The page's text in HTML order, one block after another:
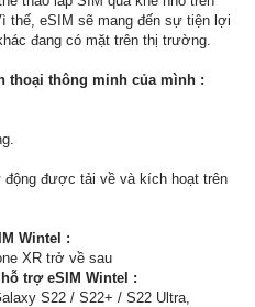
thế, eSIM sẽ mang đến sự tiện lợi
đang có mặt trên thị trường.
thoại thông minh của mình :
được tải về và kích hoạt trên
Wintel :
XR trở về sau
trợ eSIM Wintel :
S22 / S22+ / S22 Ultra,